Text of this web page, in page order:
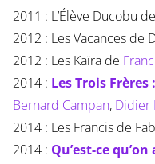
2011 : L’Élève Ducobu de
2012 : Les Vacances de
2012 : Les Kaïra de
2014 : Les Trois
Bernard Campan, Didier
2014 : Les Francis de
2014 : Qu’est-ce